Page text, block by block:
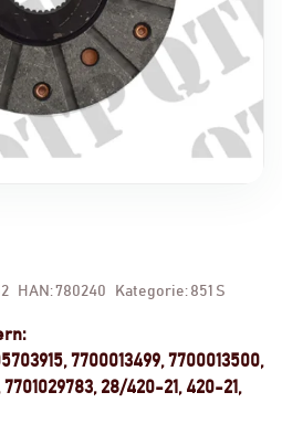
HAN:780240 Kategorie: 851 S
7700013499, 7700013500,
28/420-21, 420-21,